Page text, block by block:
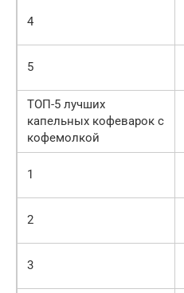
4
5
ТОП-5 лучших
капельных кофеварок с
кофемолкой
1
2
3